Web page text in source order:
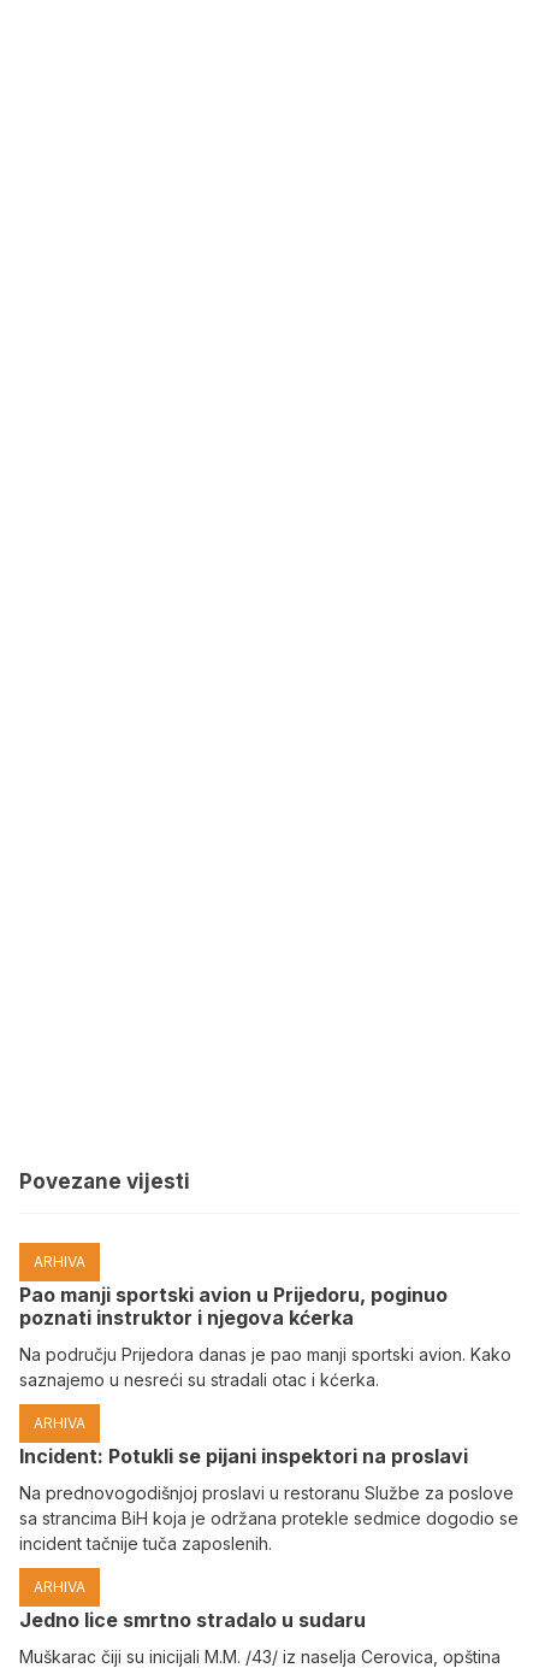
Povezane vijesti
ARHIVA
Pao manji sportski avion u Prijedoru, poginuo
poznati instruktor i njegova kćerka
Na području Prijedora danas je pao manji sportski avion. Kako
saznajemo u nesreći su stradali otac i kćerka.
ARHIVA
Incident: Potukli se pijani inspektori na proslavi
Na prednovogodišnjoj proslavi u restoranu Službe za poslove
sa strancima BiH koja je održana protekle sedmice dogodio se
incident tačnije tuča zaposlenih.
ARHIVA
Јedno lice smrtno stradalo u sudaru
Muškarac čiji su inicijali M.M. /43/ iz naselja Cerovica, opština